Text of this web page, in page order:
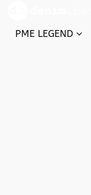
PME LEGEND